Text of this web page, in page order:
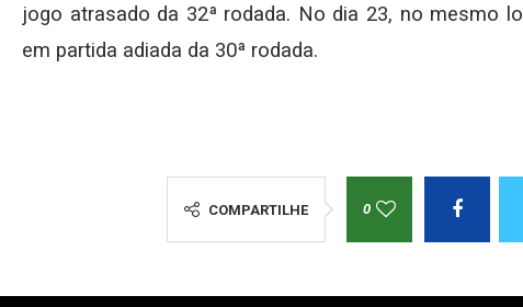
jogo atrasado da 32ª rodada. No dia 23, no mesmo
em partida adiada da 30ª rodada.
COMPARTILHE 0